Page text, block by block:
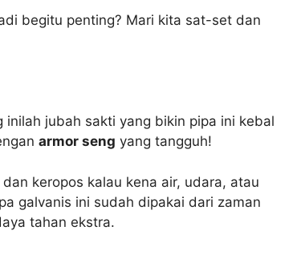
begitu penting? Mari kita sat-set dan
jubah sakti yang bikin pipa ini kebal
armor seng yang tangguh!
keropos kalau kena air, udara, atau
galvanis ini sudah dipakai dari zaman
tahan ekstra.